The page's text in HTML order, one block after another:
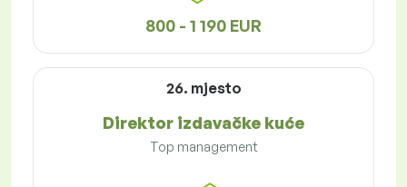
800 - 1 190 EUR
26. mjesto
Direktor izdavačke kuće
Top management